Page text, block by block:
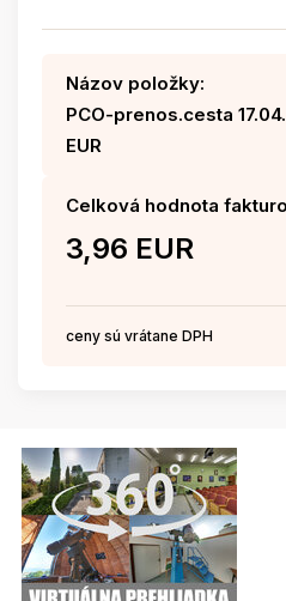
Názov položky:
PCO-prenos.cesta
EUR
Celková hodnota
3,96 EUR
ceny sú vrátane DPH